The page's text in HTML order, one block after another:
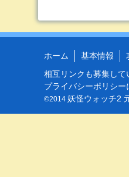
ホーム 基本情報
相互リンクも募集して
プライバシーポリシー
©2014 妖怪ウォッチ2